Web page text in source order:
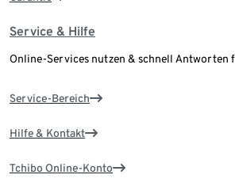
Service & Hilfe
Online-Services nutzen & schnell Antworten
Service-Bereich
Hilfe & Kontakt
Tchibo Online-Konto